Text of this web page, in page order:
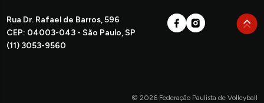
Rua Dr. Rafael de Barros, 596
CEP: 04003-043 - São Paulo, SP
(11) 3053-9560
© 2026 Federação Paulista de Volleyball